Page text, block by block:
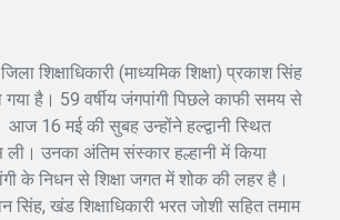
शिक्षाधिकारी (माध्यमिक शिक्षा) प्रकाश सिंह
गया है। 59 वर्षीय जंगपांगी पिछले काफी समय से
16 मई की सुबह उन्होंने हल्द्वानी स्थित
उनका अंतिम संस्कार हल्हानी में किया
के निधन से शिक्षा जगत में शोक की लहर है।
सिंह, खंड शिक्षाधिकारी भरत जोशी सहित तमाम